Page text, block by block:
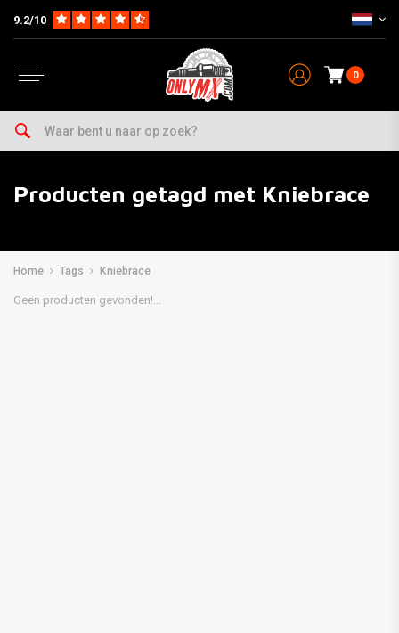
9.2/10
0
Producten getagd met Kniebrace
Home Tags Kniebrace
Geen producten gevonden!...